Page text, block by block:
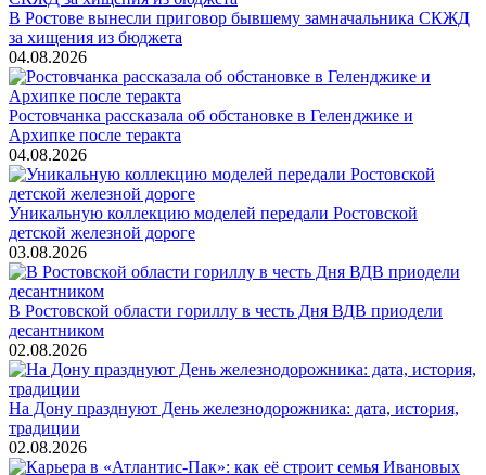
В Ростове вынесли приговор бывшему замначальника СКЖД
за хищения из бюджета
04.08.2026
Ростовчанка рассказала об обстановке в Геленджике и
Архипке после теракта
04.08.2026
Уникальную коллекцию моделей передали Ростовской
детской железной дороге
03.08.2026
В Ростовской области гориллу в честь Дня ВДВ приодели
десантником
02.08.2026
На Дону празднуют День железнодорожника: дата, история,
традиции
02.08.2026